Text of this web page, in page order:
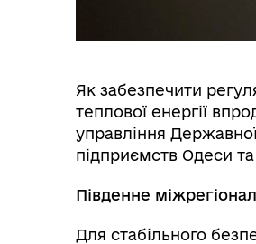
Як забезпечити
теплової енергії
управління
підприємств Одеси та
Південне
Для стабільного